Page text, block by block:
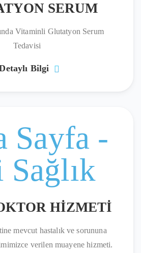
SERUM
Vitaminli Glutatyon Serum
Tedavisi
Bilgi
HİZMETİ
mevcut hastalık ve sorununa
verilen muayene hizmeti.